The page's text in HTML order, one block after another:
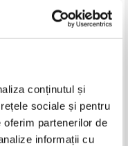
conținutul și
sociale și pentru
partenerilor de
informații cu
The New Encyclopaedia
Britannica, volumul 22.